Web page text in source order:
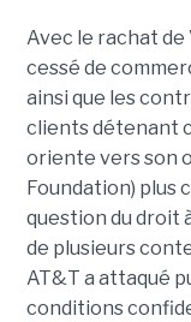
Avec le rachat de
cessé de
ainsi que les
clients détenant
oriente vers son
Foundation) plus
question du droit
de plusieurs
AT&T a attaqué
conditions